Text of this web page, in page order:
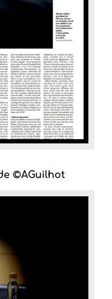
©AGuilhot